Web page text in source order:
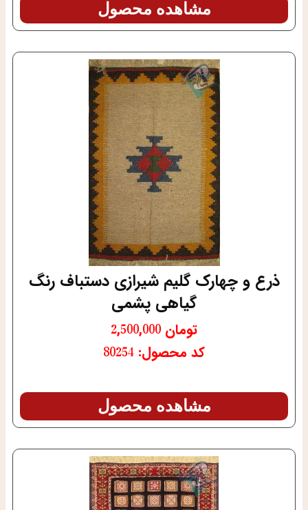
مشاهده محصول
ذرع و چهارک گلیم شیرازی دستباف رنگ
گیاهی پشمی
تومان
کد محصول: 80254
مشاهده محصول